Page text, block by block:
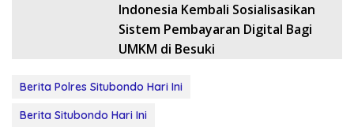
Indonesia Kembali Sosialisasikan
Sistem Pembayaran Digital Bagi
UMKM di Besuki
Berita Polres Situbondo Hari Ini
Berita Situbondo Hari Ini